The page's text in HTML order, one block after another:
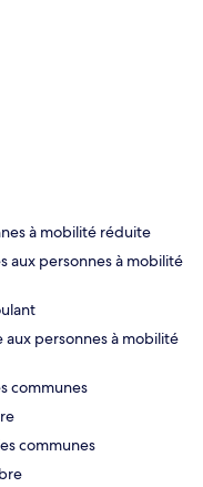
à mobilité réduite
aux personnes à mobilité
aux personnes à mobilité
communes
communes